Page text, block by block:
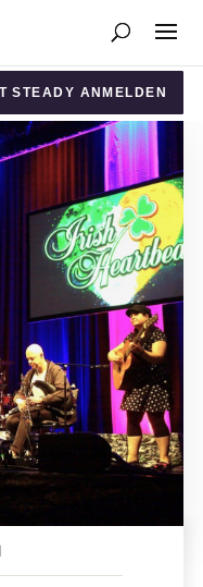
STEADY ANMELDEN